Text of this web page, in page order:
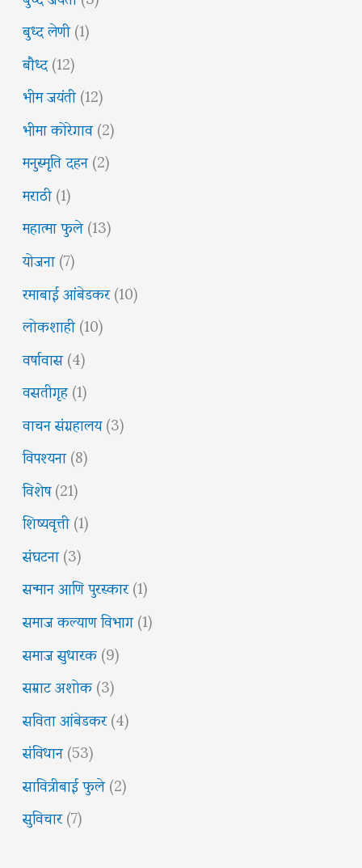
बुध्द लेणी(1)
बौध्द(12)
भीम जयंती(12)
भीमा कोरेगाव(2)
मनुस्मृति दहन(2)
मराठी(1)
महात्मा फुले(13)
योजना(7)
रमाबाई आंबेडकर(10)
लोकशाही(10)
वर्षावास(4)
वसतीगृह(1)
वाचन संग्रहालय(3)
विपश्यना(8)
विशेष(21)
शिष्यवृत्ती(1)
संघटना(3)
सन्मान आणि पुरस्कार(1)
समाज कल्याण विभाग(1)
समाज सुधारक(9)
सम्राट अशोक(3)
सविता आंबेडकर(4)
संविधान(53)
सावित्रीबाई फुले(2)
सुविचार(7)